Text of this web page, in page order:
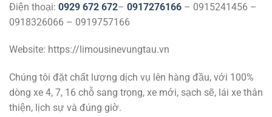
Điện thoại: 0929 672 672– 0917276166 – 0915241456 –
0918326066 – 0919757166
Website: https://limousinevungtau.vn
Chúng tôi đặt chất lượng dịch vụ lên hàng đầu, với 100%
dòng xe 4, 7, 16 chỗ sang trọng, xe mới, sạch sẽ, lái xe thân
thiện, lịch sự và đúng giờ.